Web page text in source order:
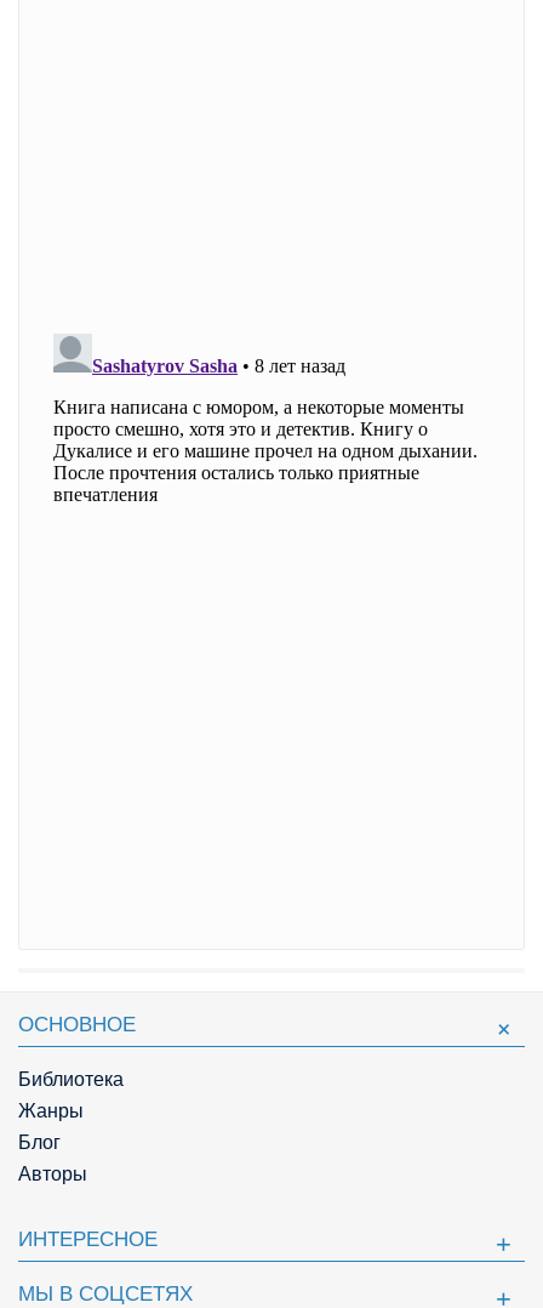
ОСНОВНОЕ
Библиотека
Жанры
Блог
Авторы
ИНТЕРЕСНОЕ
МЫ В СОЦСЕТЯХ